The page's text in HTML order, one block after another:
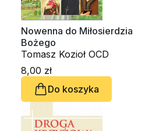
Nowenna do Miłosierdzia
Bożego
Tomasz Kozioł OCD
8,00 zł
Do koszyka